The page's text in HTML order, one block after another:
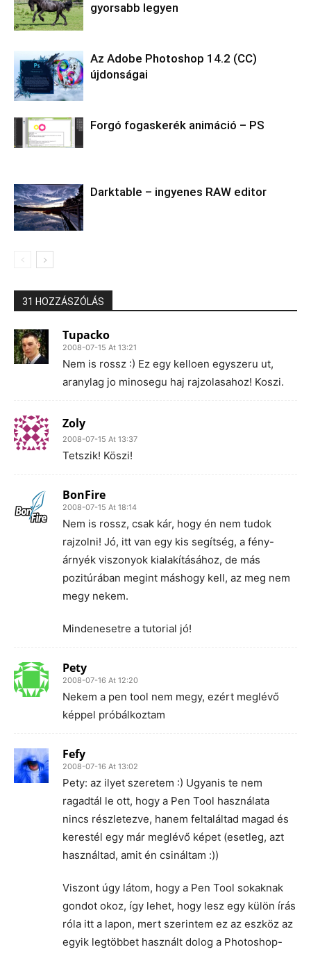
gyorsabb legyen
Az Adobe Photoshop 14.2 (CC)
újdonságai
Forgó fogaskerék animáció – PS
Darktable – ingyenes RAW editor
31 HOZZÁSZÓLÁS
Tupacko
2008-07-15 At 13:21
Nem is rossz :) Ez egy kelloen egyszeru ut,
aranylag jo minosegu haj rajzolasahoz! Koszi.
Zoly
2008-07-15 At 13:37
Tetszik! Köszi!
BonFire
2008-07-15 At 18:14
Nem is rossz, csak kár, hogy én nem tudok
rajzolni! Jó, itt van egy kis segítség, a fény-
árnyék viszonyok kialakításához, de más
pozitúrában megint máshogy kell, az meg nem
megy nekem.
Mindenesetre a tutorial jó!
Pety
2008-07-16 At 12:20
Nekem a pen tool nem megy, ezért meglévő
képpel próbálkoztam
Fefy
2008-07-16 At 13:02
Pety: az ilyet szeretem :) Ugyanis te nem
ragadtál le ott, hogy a Pen Tool használata
nincs részletezve, hanem feltaláltad magad és
kerestél egy már meglévő képet (esetleg, azt
használtad, amit én csináltam :))
Viszont úgy látom, hogy a Pen Tool sokaknak
gondot okoz, így lehet, hogy lesz egy külön írás
róla itt a lapon, mert szerintem ez az eszköz az
egyik legtöbbet használt dolog a Photoshop-